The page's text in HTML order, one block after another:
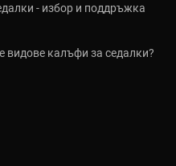
- избор и поддръжка
видове калъфи за седалки?